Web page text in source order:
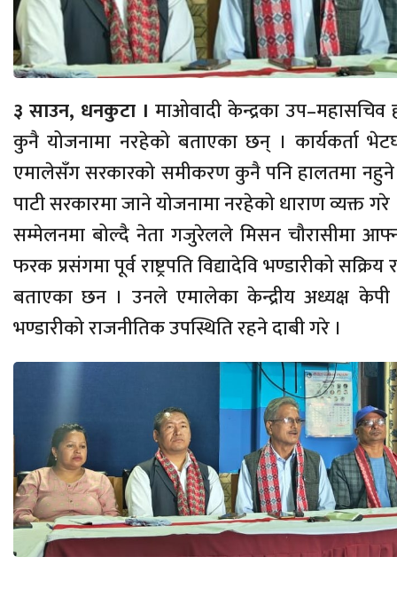
३ साउन, धनकुटा । माओवादी केन्द्रका
कुनै योजनामा नरहेको बताएका छन् । कार्यकर्ता
एमालेसँग सरकारको समीकरण कुनै पनि हालतमा नहुने
पाटी सरकारमा जाने योजनामा नरहेको धाराण व्यक्त
सम्मेलनमा बोल्दै नेता गजुरेलले मिसन चौरासीमा
फरक प्रसंगमा पूर्व राष्ट्रपति विद्यादेवि भण्डारीको
बताएका छन । उनले एमालेका केन्द्रीय अध्यक्ष
भण्डारीको राजनीतिक उपस्थिति रहने दाबी गरे ।